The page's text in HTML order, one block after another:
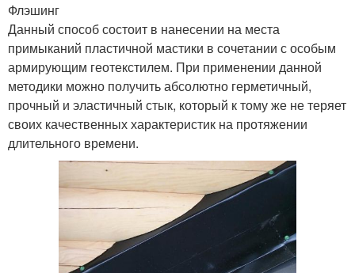
Флэшинг
Данный способ состоит в нанесении на места
примыканий пластичной мастики в сочетании с особым
армирующим геотекстилем. При применении данной
методики можно получить абсолютно герметичный,
прочный и эластичный стык, который к тому же не теряет
своих качественных характеристик на протяжении
длительного времени.